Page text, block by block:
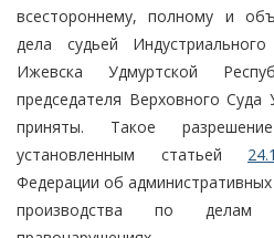
всестороннему, полному и
дела судьей
Ижевска Удмуртской
председателя Верховного Суда
приняты. Такое
установленным статьей 24.1
Федерации об
производства по делам